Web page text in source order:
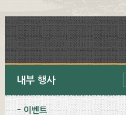
내부 행사
이벤트